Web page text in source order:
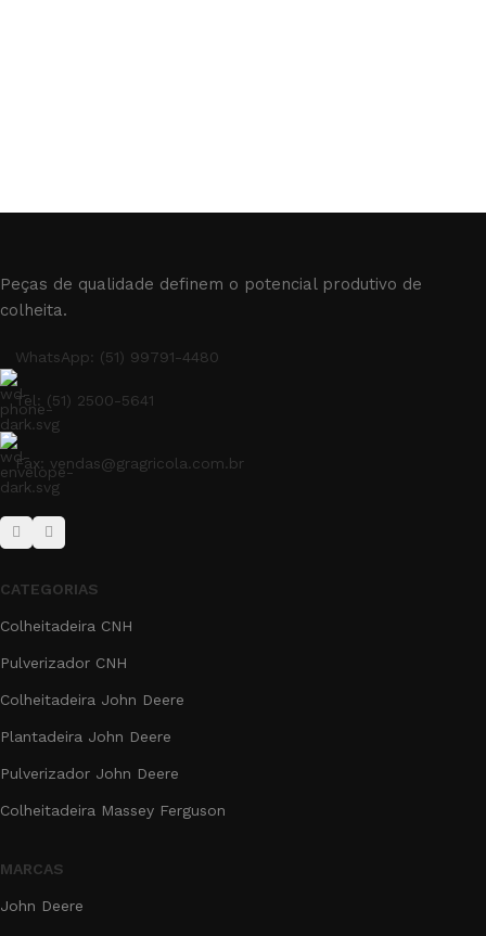
Peças de qualidade definem o potencial produtivo de
colheita.
WhatsApp: (51) 99791-4480
Tel: (51) 2500-5641
Fax: vendas@gragricola.com.br
CATEGORIAS
Colheitadeira CNH
Pulverizador CNH
Colheitadeira John Deere
Plantadeira John Deere
Pulverizador John Deere
Colheitadeira Massey Ferguson
MARCAS
John Deere